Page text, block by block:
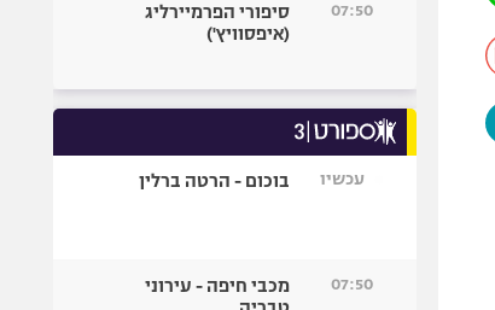
גיימינג E-Sports
07:50
סיפורי הפרמיירליג
(איפסוויץ')
עכשיו בוכום - הרטה ברלין
07:50
מכבי חיפה - עירוני